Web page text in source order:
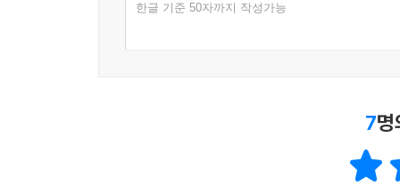
한글 기준 50자까지 작성가능
7